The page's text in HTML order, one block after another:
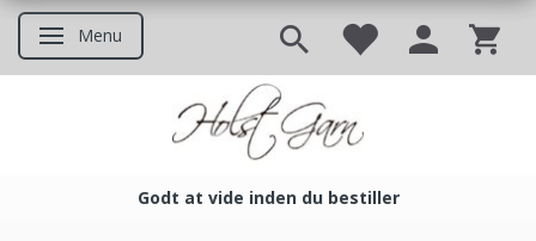
Skifte navigation
Menu
Godt at vide inden du bestiller